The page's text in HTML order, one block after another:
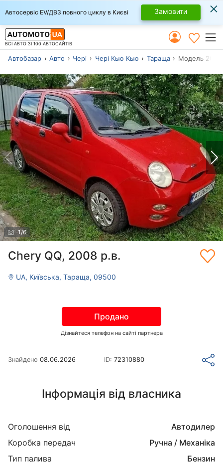
Автосервіс EV/ДВЗ повного циклу в Києві Замовити ×
ВСІ АВТО ЗІ 100 АВТОСАЙТІВ
Автобазар Авто Чері Чері Кью Кью Тараща Модель 2008
1/6
Chery QQ, 2008 р.в.
UA, Київська, Тараща, 09500
Продано
Дізнайтеся телефон на сайті партнера
Знайдено 08.06.2026 ID:72310880
Інформація від власника
Оголошення від
Автодилер
Коробка передач
Ручна / Механіка
Тип палива
Бензин